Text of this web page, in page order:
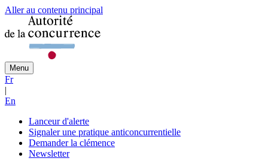
Aller au contenu principal
Menu
Fr
|
En
Lanceur d'alerte
Signaler une pratique anticoncurrentielle
Demander la clémence
Newsletter